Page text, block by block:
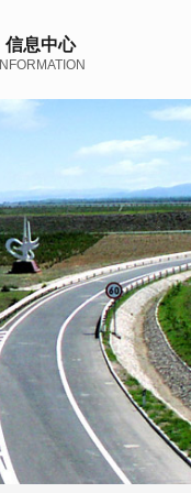
信息中心
INFORMATION